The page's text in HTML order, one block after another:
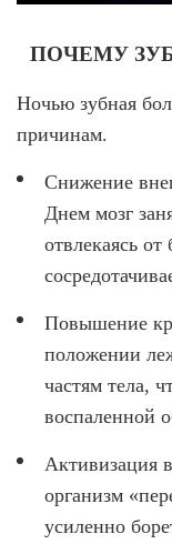
КОНТАКТЫ
ОТЗЫВЫ
СТАТЬИ
ВАКАНСИИ
АКЦИИ
ОБОРУДОВАНИЕ
ПОЧЕМУ
Ночью зубная
причинам.
Снижение
Днем мозг
отвлекаясь
Повышение
положении
частям тела,
воспаленной
Активизация
организм
усиленно